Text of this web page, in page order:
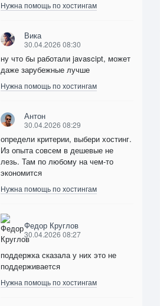
Нужна помощь по хостингам
Вика
30.04.2026 08:30
ну что бы работали javascipt, может
даже зарубежные лучше
Нужна помощь по хостингам
Антон
30.04.2026 08:29
определи критерии, выбери хостинг.
Из опыта совсем в дешевые не
лезь. Там по любому на чем-то
экономится
Нужна помощь по хостингам
Федор Круглов
30.04.2026 08:27
поддержка сказала у них это не
поддерживается
Нужна помощь по хостингам